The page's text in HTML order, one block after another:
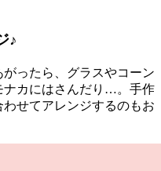
♪
ったら、グラスやコーン
ナカにはさんだり…。手作
せてアレンジするのもお